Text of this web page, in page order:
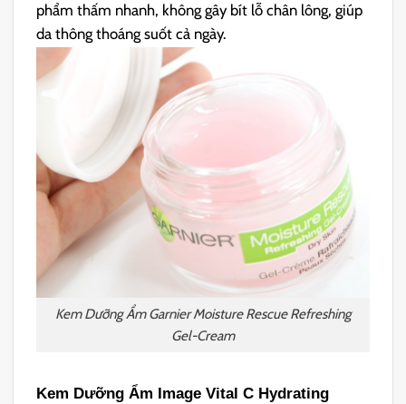
phẩm thấm nhanh, không gây bít lỗ chân lông, giúp
da thông thoáng suốt cả ngày.
Kem Dưỡng Ẩm Garnier Moisture Rescue Refreshing
Gel-Cream
Kem Dưỡng Ẩm Image Vital C Hydrating